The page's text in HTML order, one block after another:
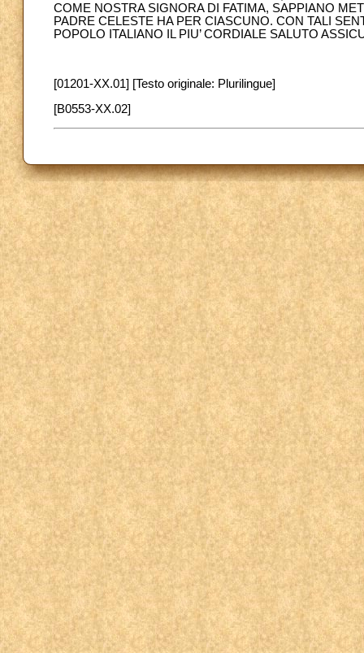
COME NOSTRA SIGNORA DI FATIMA, SAPPIANO
PADRE CELESTE HA PER CIASCUNO. CON TALI
POPOLO ITALIANO IL PIU’ CORDIALE SALUTO
[01201-XX.01] [Testo originale: Plurilingue]
[B0553-XX.02]